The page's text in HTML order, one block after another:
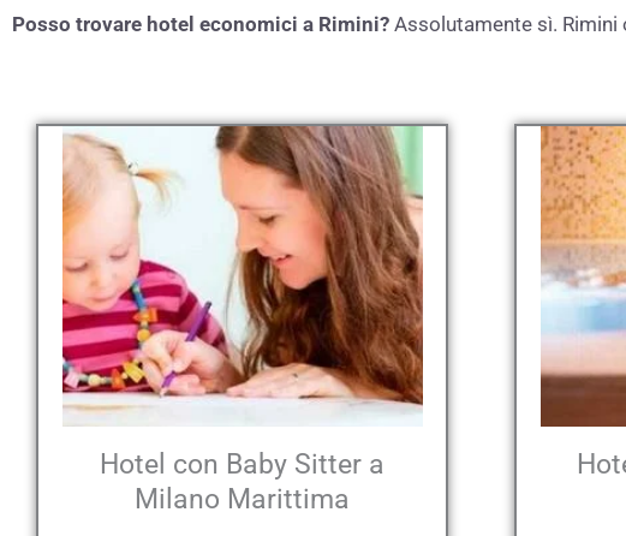
Posso trovare hotel economici a Rimini? Assolutamente sì.
Hotel con Baby Sitter a
Milano Marittima